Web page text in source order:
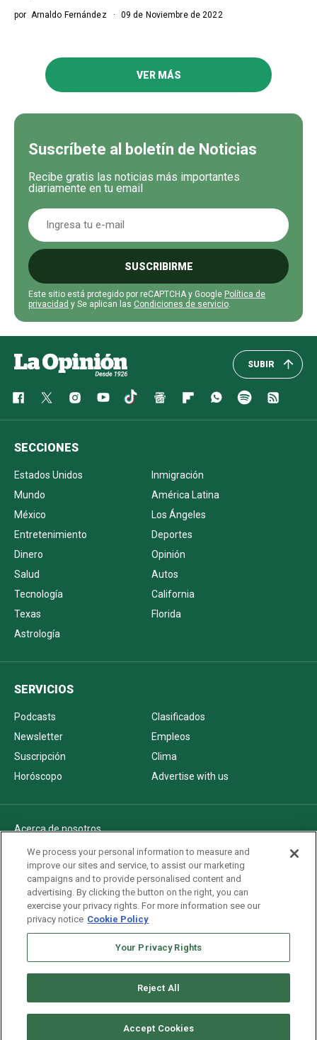
por Arnaldo Fernández 09 de Noviembre de 2022
VER MÁS
Suscríbete al boletín de Noticias
Recibe gratis las noticias más importantes
diariamente en tu email
SUSCRIBIRME
Este sitio está protegido por reCAPTCHA y Google Política de
privacidad y Se aplican las Condiciones de servicio.
SUBIR
SECCIONES
Estados Unidos
Inmigración
Mundo
América Latina
México
Los Ángeles
Entretenimiento
Deportes
Dinero
Opinión
Salud
Autos
Tecnología
California
Texas
Florida
Astrología
SERVICIOS
Podcasts
Clasificados
Newsletter
Empleos
Suscripción
Clima
Horóscopo
Advertise with us
Acerca de nosotros
Politica de privacidad
Pautas Editoriales
AdChoices
Advertise with us
Newsletters
We process your personal information to measure and
improve our sites and service, to assist our marketing
campaigns and to provide personalised content and
advertising. By clicking the button on the right, you can
exercise your privacy rights. For more information see our
privacy notice Cookie Policy
Your Privacy Rights
Reject All
Accept Cookies